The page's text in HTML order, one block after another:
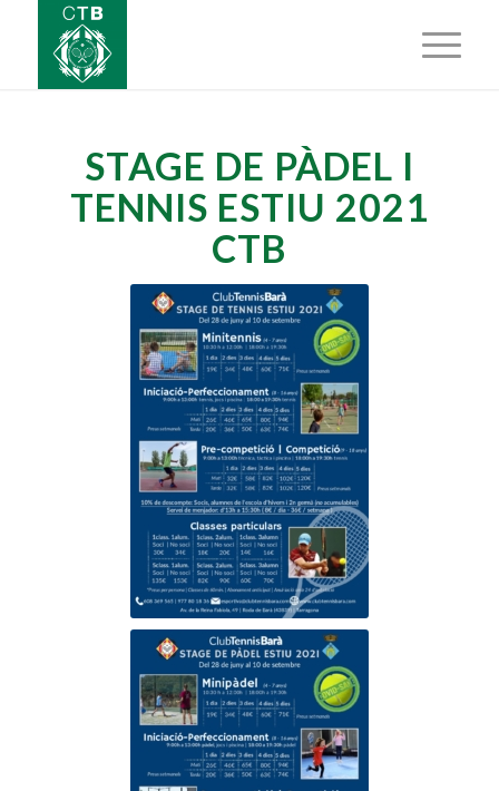
STAGE DE PÀDEL I
TENNIS ESTIU 2021
CTB